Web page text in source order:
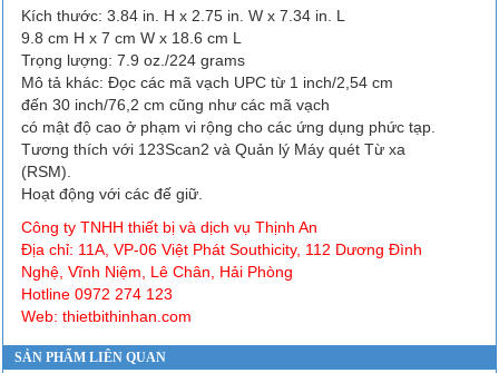
Kích thước: 3.84 in. H x 2.75 in. W x 7.34 in. L
9.8 cm H x 7 cm W x 18.6 cm L
Trọng lượng: 7.9 oz./224 grams
Mô tả khác: Đọc các mã vạch UPC từ 1 inch/2,54 cm
đến 30 inch/76,2 cm cũng như các mã vạch
có mật độ cao ở phạm vi rộng cho các ứng dụng phức tạp.
Tương thích với 123Scan2 và Quản lý Máy quét Từ xa
(RSM).
Hoạt động với các đế giữ.
Công ty TNHH thiết bị và dịch vụ Thịnh An
Địa chỉ: 11A, VP-06 Việt Phát Southicity, 112 Dương Đình
Nghệ, Vĩnh Niệm, Lê Chân, Hải Phòng
Hotline 0972 274 123
Web: thietbithinhan.com
SẢN PHẨM LIÊN QUAN